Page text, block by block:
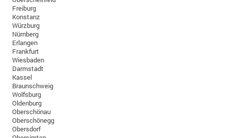
Freiburg
Konstanz
Würzburg
Nürnberg
Erlangen
Frankfurt
Wiesbaden
Darmstadt
Kassel
Braunschweig
Wolfsburg
Oldenburg
Oberschönau
Oberschönegg
Obersdorf